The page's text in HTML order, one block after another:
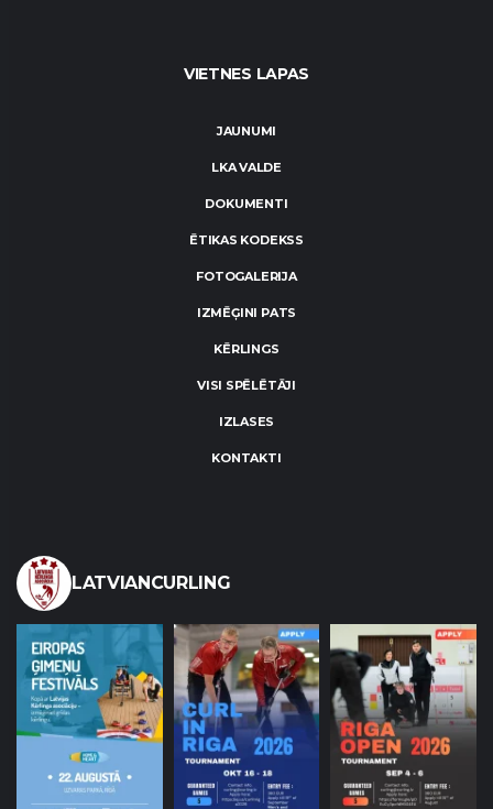
VIETNES LAPAS
JAUNUMI
LKA VALDE
DOKUMENTI
ĒTIKAS KODEKSS
FOTOGALERIJA
IZMĒĢINI PATS
KĒRLINGS
VISI SPĒLĒTĀJI
IZLASES
KONTAKTI
LATVIANCURLING